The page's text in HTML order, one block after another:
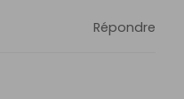
Répondre